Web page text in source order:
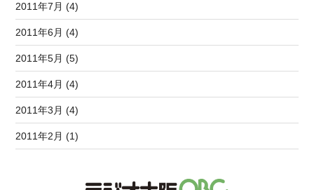
2011年7月 (4)
2011年6月 (4)
2011年5月 (5)
2011年4月 (4)
2011年3月 (4)
2011年2月 (1)